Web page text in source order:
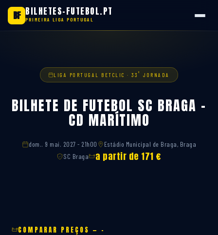
BF BILHETES-FUTEBOL.PT
PRIMEIRA LIGA PORTUGAL
LIGA PORTUGAL BETCLIC · 33 ª JORNADA
BILHETE DE FUTEBOL SC BRAGA –
CD MARÍTIMO
dom.. 9 mai. 2027 - 21h00
Estádio Municipal de Braga, Braga
SC Braga
a partir de 171 €
COMPARAR PREÇOS — -